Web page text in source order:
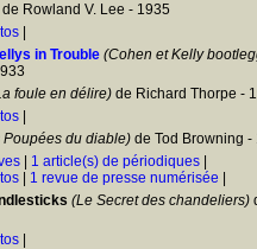
de Rowland V. Lee - 1935
in Trouble (Cohen et Kelly
foule en délire) de Richard Thorpe -
Poupées du diable) de Tod Browning -
1 article(s) de périodiques
1 revue de presse numérisée
(Le Secret des chandeliers)